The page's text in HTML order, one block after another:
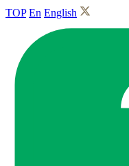
TOP En English